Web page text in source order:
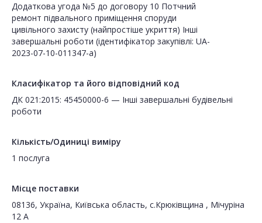
Додаткова угода №5 до договору 10 Потчний
ремонт підвального приміщення споруди
цивільного захисту (найпростіше укриття) Інші
завершальні роботи (ідентифікатор закупівлі: UA-
2023-07-10-011347-a)
Класифікатор та його відповідний код
ДК 021:2015: 45450000-6 — Інші завершальні будівельні
роботи
Кількість/Одиниці виміру
1 послуга
Місце поставки
08136, Україна, Київська область, с.Крюківщина , Мічуріна
12 А